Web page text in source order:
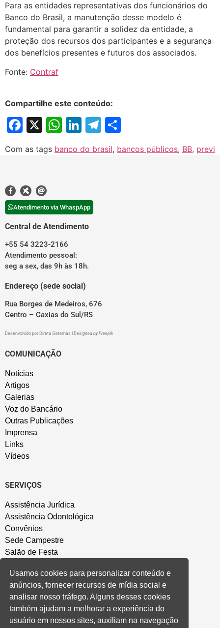
Para as entidades representativas dos funcionários do
Banco do Brasil, a manutenção desse modelo é
fundamental para garantir a solidez da entidade, a
proteção dos recursos dos participantes e a segurança
dos benefícios presentes e futuros dos associados.
Fonte: Contraf
Compartilhe este conteúdo:
Facebook
X WhatsApp
LinkedIn
Telegram
Com as tags banco do brasil, bancos públicos, BB, previ
Atendimento via WhaspApp
Central de Atendimento
+55 54 3223-2166
Atendimento pessoal:
seg a sex, das 9h às 18h.
Endereço (sede social)
Rua Borges de Medeiros, 676
Centro – Caxias do Sul/RS
Desenvolvido por Direta Sistemas Designed by Freepik
COMUNICAÇÃO
Notícias
Artigos
Galerias
Voz do Bancário
Outras Publicações
Imprensa
Links
Vídeos
SERVIÇOS
Assistência Jurídica
Assistência Odontológica
Convênios
Sede Campestre
Salão de Festa
CONVENÇÃO COLETIVA E ACORDOS
Convenções Coletivas
Banco do Brasil
Usamos cookies para personalizar conteúdo e
anúncios, fornecer recursos de mídia social e
analisar nosso tráfego. Alguns desses cookies
também ajudam a melhorar a experiência do
usuário em nossos sites, auxiliam na navegação